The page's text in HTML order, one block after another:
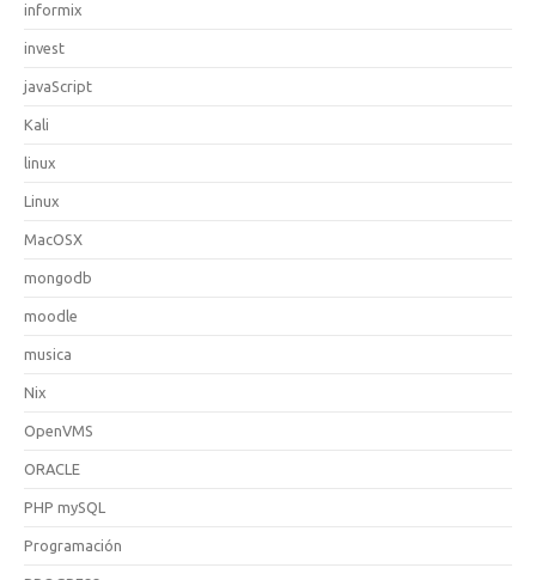
informix
invest
javaScript
Kali
linux
Linux
MacOSX
mongodb
moodle
musica
Nix
OpenVMS
ORACLE
PHP mySQL
Programación